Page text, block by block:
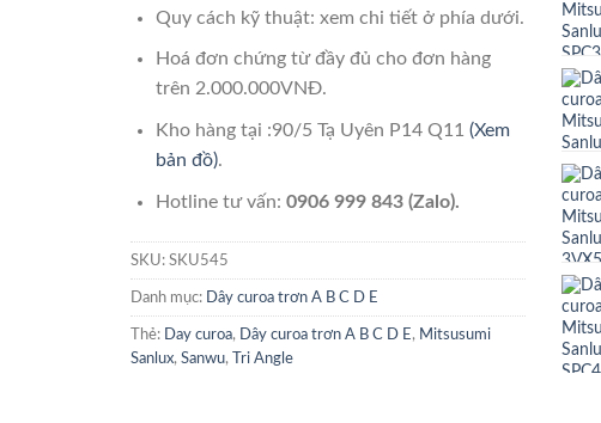
Quy cách kỹ thuật: xem chi tiết ở phía dưới.
Hoá đơn chứng từ đầy đủ cho đơn hàng
trên 2.000.000VNĐ.
Kho hàng tại :90/5 Tạ Uyên P14 Q11 (Xem
bản đồ).
Hotline tư vấn: 0906 999 843 (Zalo).
SKU: SKU545
Danh mục: Dây curoa trơn A B C D E
Thẻ: Day curoa, Dây curoa trơn A B C D E , Mitsusumi
Sanlux, Sanwu, Tri Angle